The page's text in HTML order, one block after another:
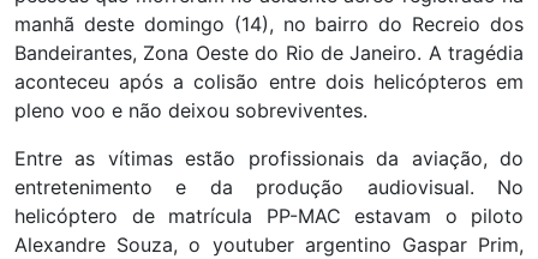
manhã deste domingo (14), no bairro do Recreio dos
Bandeirantes, Zona Oeste do Rio de Janeiro. A tragédia
aconteceu após a colisão entre dois helicópteros em
pleno voo e não deixou sobreviventes.
Entre as vítimas estão profissionais da aviação, do
entretenimento e da produção audiovisual. No
helicóptero de matrícula PP-MAC estavam o piloto
Alexandre Souza, o youtuber argentino Gaspar Prim,